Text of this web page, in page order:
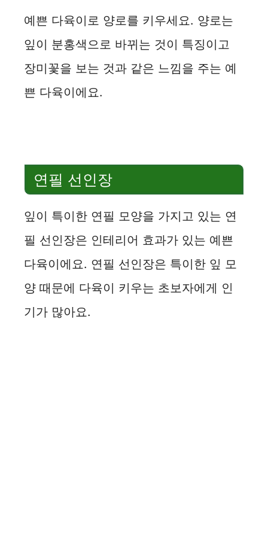
예쁜 다육이로 양로를 키우세요. 양로는
잎이 분홍색으로 바뀌는 것이 특징이고
장미꽃을 보는 것과 같은 느낌을 주는 예
쁜 다육이에요.
연필 선인장
잎이 특이한 연필 모양을 가지고 있는 연
필 선인장은 인테리어 효과가 있는 예쁜
다육이에요. 연필 선인장은 특이한 잎 모
양 때문에 다육이 키우는 초보자에게 인
기가 많아요.